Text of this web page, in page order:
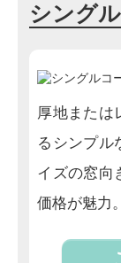
シング
厚地または
るシンプル
イズの窓向
価格が魅力。